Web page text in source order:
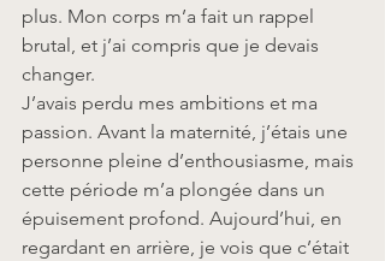
plus. Mon corps m’a fait un rappel
brutal, et j’ai compris que je devais
changer.
J’avais perdu mes ambitions et ma
passion. Avant la maternité, j’étais une
personne pleine d’enthousiasme, mais
cette période m’a plongée dans un
épuisement profond. Aujourd’hui, en
regardant en arrière, je vois que c’était